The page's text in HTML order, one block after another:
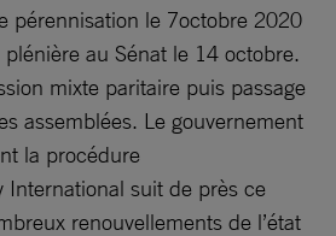
pérennisation le 7octobre 2020
au Sénat le 14 octobre.
mixte paritaire puis passage
assemblées. Le gouvernement
la procédure
International suit de près ce
renouvellements de l’état